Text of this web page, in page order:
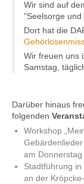
Wir sind auf
"Seel­sorge
Dort hat die
Wir freuen uns
Samstag,
Darüber hinaus
folgenden
Workshop
am
Stadtführung
an der